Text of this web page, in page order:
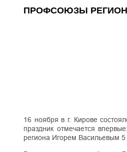
ПРОФСОЮЗЫ
16 ноября в г. Кирове
праздник отмечается
региона Игорем Васильевым 5